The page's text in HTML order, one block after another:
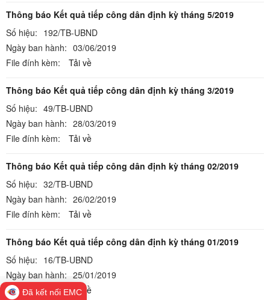
Thông báo Kết quả tiếp công dân định kỳ tháng 5/2019
Số hiệu: 192/TB-UBND
Ngày ban hành: 03/06/2019
File đính kèm:
Tải về
Thông báo Kết quả tiếp công dân định kỳ tháng 3/2019
Số hiệu: 49/TB-UBND
Ngày ban hành: 28/03/2019
File đính kèm:
Tải về
Thông báo Kết quả tiếp công dân định kỳ tháng 02/2019
Số hiệu: 32/TB-UBND
Ngày ban hành: 26/02/2019
File đính kèm:
Tải về
Thông báo Kết quả tiếp công dân định kỳ tháng 01/2019
Số hiệu: 16/TB-UBND
Ngày ban hành: 25/01/2019
File đính kèm:
Tải về
Đã kết nối EMC